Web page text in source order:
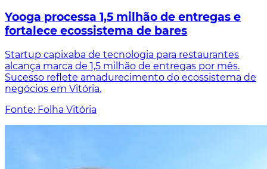
Yooga processa 1,5 milhão de entregas e
fortalece ecossistema de bares
Startup capixaba de tecnologia para restaurantes
alcança marca de 1,5 milhão de entregas por mês.
Sucesso reflete amadurecimento do ecossistema de
negócios em Vitória.
Fonte: Folha Vitória